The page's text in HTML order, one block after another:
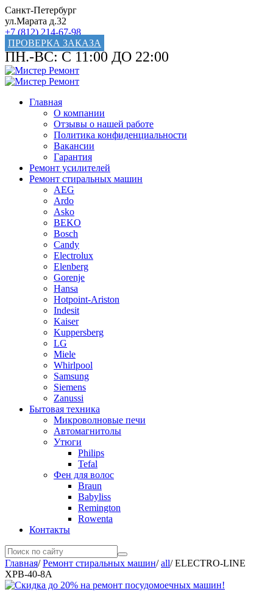
Санкт-Петербург
ул.Марата д.32
+7 (812) 214-67-98
ПРОВЕРКА ЗАКАЗА
ПН.-ВС: С 11:00 ДО 22:00
Главная
О компании
Отзывы о нашей работе
Политика конфиденциальности
Вакансии
Гарантия
Ремонт усилителей
Ремонт стиральных машин
AEG
Ardo
Asko
BEKO
Bosch
Candy
Electrolux
Elenberg
Gorenje
Hansa
Hotpoint-Ariston
Indesit
Kaiser
Kuppersberg
LG
Miele
Whirlpool
Samsung
Siemens
Zanussi
Бытовая техника
Микроволновые печи
Автомагнитолы
Утюги
Philips
Tefal
Фен для волос
Braun
Babyliss
Remington
Rowenta
Контакты
Главная/Ремонт стиральных машин/all/ELECTRO-LINE
XPB-40-8A